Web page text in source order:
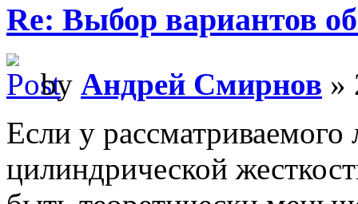
Re: Выбор вариантов
by Андрей Смирнов »
Если у рассматриваемого
цилиндрической